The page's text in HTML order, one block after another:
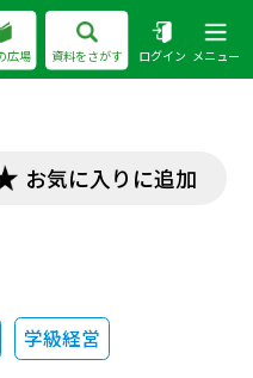
広場 資料をさがす ログイン メニュー
お気に入りに追加
学級経営